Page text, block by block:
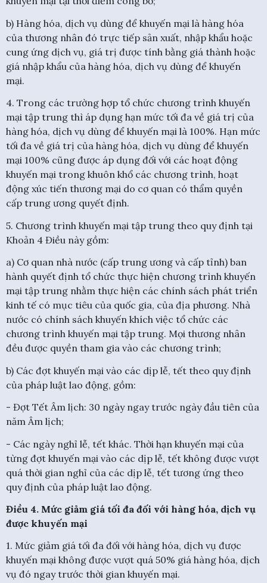
b) Hàng hóa, dịch vụ dùng để khuyến mại là hàng hóa
của thương nhân đó trực tiếp sản xuất, nhập khẩu hoặc
cung ứng dịch vụ, giá trị được tính bằng giá thành hoặc
giá nhập khẩu của hàng hóa, dịch vụ dùng để khuyến
mại.
4. Trong các trường hợp tổ chức chương trình khuyến
mại tập trung thì áp dụng hạn mức tối đa về giá trị của
hàng hóa, dịch vụ dùng để khuyến mại là 100%. Hạn mức
tối đa về giá trị của hàng hóa, dịch vụ dùng để khuyến
mại 100% cũng được áp dụng đối với các hoạt động
khuyến mại trong khuôn khổ các chương trình, hoạt
động xúc tiến thương mại do cơ quan có thẩm quyền
cấp trung ương quyết định.
5. Chương trình khuyến mại tập trung theo quy định tại
Khoản 4 Điều này gồm:
a) Cơ quan nhà nước (cấp trung ương và cấp tỉnh) ban
hành quyết định tổ chức thực hiện chương trình khuyến
mại tập trung nhằm thực hiện các chính sách phát triển
kinh tế có mục tiêu của quốc gia, của địa phương. Nhà
nước có chính sách khuyến khích việc tổ chức các
chương trình khuyến mại tập trung. Mọi thương nhân
đều được quyền tham gia vào các chương trình;
b) Các đợt khuyến mại vào các dịp lễ, tết theo quy định
của pháp luật lao động, gồm:
- Đợt Tết Âm lịch: 30 ngày ngay trước ngày đầu tiên của
năm Âm lịch;
- Các ngày nghỉ lễ, tết khác. Thời hạn khuyến mại của
từng đợt khuyến mại vào các dịp lễ, tết không được vượt
quá thời gian nghỉ của các dịp lễ, tết tương ứng theo
quy định của pháp luật lao động.
Điều 4. Mức giảm giá tối đa đối với hàng hóa, dịch vụ
được khuyến mại
1. Mức giảm giá tối đa đối với hàng hóa, dịch vụ được
khuyến mại không được vượt quá 50% giá hàng hóa, dịch
vụ đó ngay trước thời gian khuyến mại.